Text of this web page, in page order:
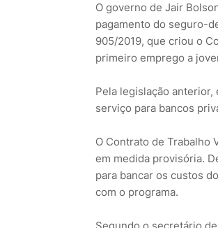
O governo de Jair
pagamento do seguro-
905/2019, que criou o
primeiro emprego a
Pela legislação anterior,
serviço para bancos
O Contrato de Trabalho
em medida provisória.
para bancar os custos
com o programa.